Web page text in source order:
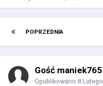
POPRZEDNIA
Gość maniek765
Opublikowano 8